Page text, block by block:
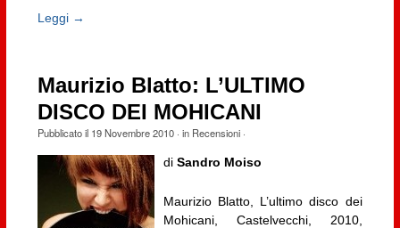
Leggi →
Maurizio Blatto: L’ULTIMO
DISCO DEI MOHICANI
Pubblicato il 19 Novembre 2010· in Recensioni·
di Sandro Moiso
Maurizio Blatto, L’ultimo disco dei
Mohicani, Castelvecchi, 2010,